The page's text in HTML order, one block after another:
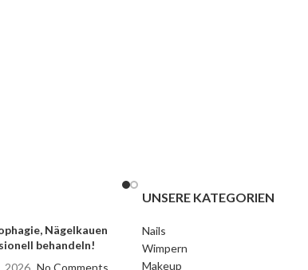
Nägelkauen
behandeln!
2026 No Comments
UNSERE KATEGORIEN
Nails
Wimpern
Makeup